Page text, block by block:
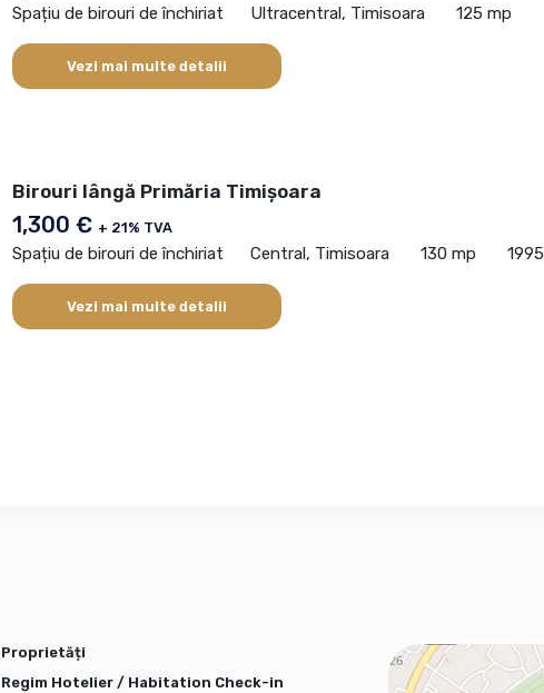
Spațiu de birouri de închiriat Ultracentral, Timisoara 125 mp
Vezi mai multe detalii
Birouri lângă Primăria Timișoara
1,300 € + 21% TVA
Spațiu de birouri de închiriat Central, Timisoara 130 mp 1995
Vezi mai multe detalii
Proprietăți
Regim Hotelier / Habitation Check-in